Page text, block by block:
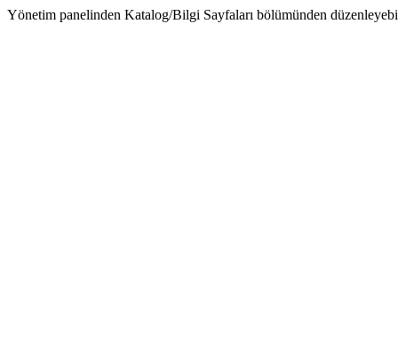
Yönetim panelinden Katalog/Bilgi Sayfaları bölümünden